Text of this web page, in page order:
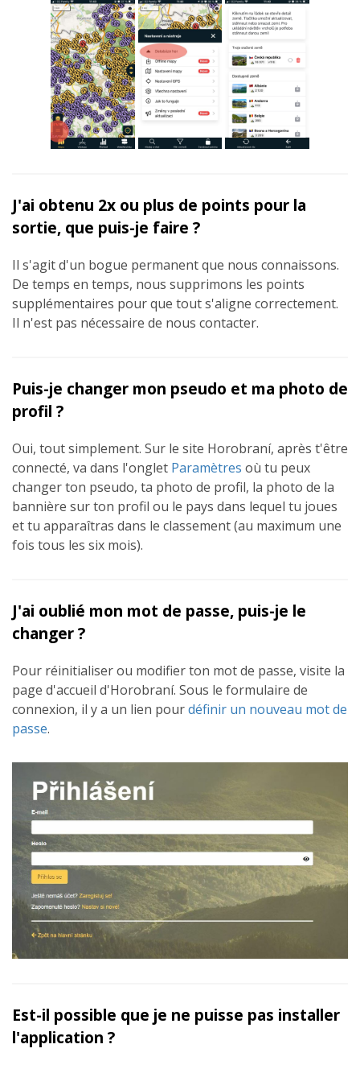
J'ai obtenu 2x ou plus de points pour la
sortie, que puis-je faire ?
Il s'agit d'un bogue permanent que nous connaissons.
De temps en temps, nous supprimons les points
supplémentaires pour que tout s'aligne correctement.
Il n'est pas nécessaire de nous contacter.
Puis-je changer mon pseudo et ma photo de
profil ?
Oui, tout simplement. Sur le site Horobraní, après t'être
connecté, va dans l'onglet Paramètres où tu peux
changer ton pseudo, ta photo de profil, la photo de la
bannière sur ton profil ou le pays dans lequel tu joues
et tu apparaîtras dans le classement (au maximum une
fois tous les six mois).
J'ai oublié mon mot de passe, puis-je le
changer ?
Pour réinitialiser ou modifier ton mot de passe, visite la
page d'accueil d'Horobraní. Sous le formulaire de
connexion, il y a un lien pourdéfinir un nouveau mot de
passe.
Est-il possible que je ne puisse pas installer
l'application ?